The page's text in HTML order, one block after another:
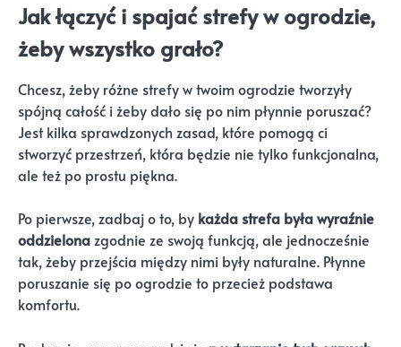
Jak łączyć i spajać strefy w ogrodzie,
żeby wszystko grało?
Chcesz, żeby różne strefy w twoim ogrodzie tworzyły
spójną całość i żeby dało się po nim płynnie poruszać?
Jest kilka sprawdzonych zasad, które pomogą ci
stworzyć przestrzeń, która będzie nie tylko funkcjonalna,
ale też po prostu piękna.
Po pierwsze, zadbaj o to, by każda strefa była wyraźnie
oddzielonazgodnie ze swoją funkcją, ale jednocześnie
tak, żeby przejścia między nimi były naturalne. Płynne
poruszanie się po ogrodzie to przecież podstawa
komfortu.